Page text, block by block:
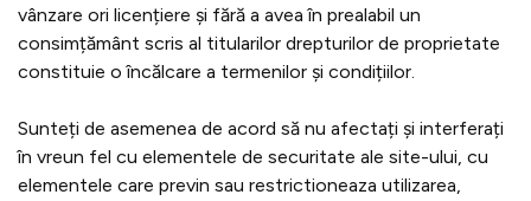
vânzare ori licențiere și fără a avea în prealabil un
consimțământ scris al titularilor drepturilor de proprietate
constituie o încălcare a termenilor și condițiilor.
Sunteți de asemenea de acord să nu afectați și interferați
în vreun fel cu elementele de securitate ale site-ului, cu
elementele care previn sau restrictioneaza utilizarea,